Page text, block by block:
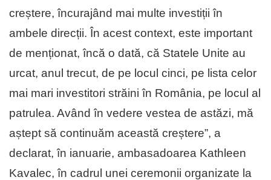
creștere, încurajând mai multe investiții în
ambele direcții. În acest context, este important
de menționat, încă o dată, că Statele Unite au
urcat, anul trecut, de pe locul cinci, pe lista celor
mai mari investitori străini în România, pe locul al
patrulea. Având în vedere vestea de astăzi, mă
aștept să continuăm această creștere”, a
declarat, în ianuarie, ambasadoarea Kathleen
Kavalec, în cadrul unei ceremonii organizate la